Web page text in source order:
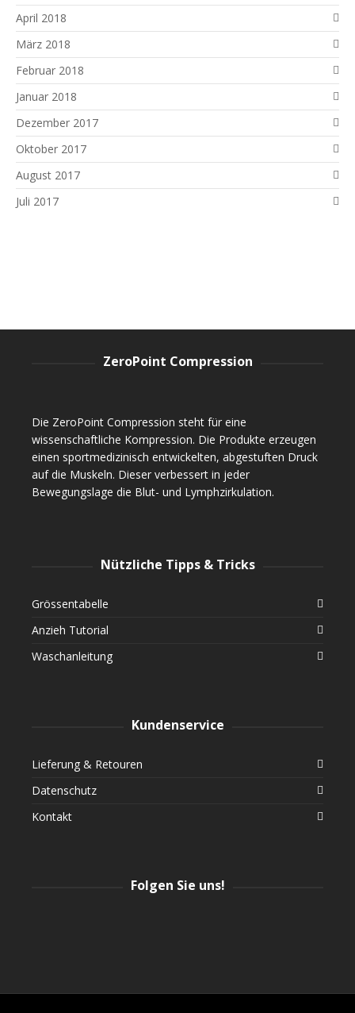
April 2018
März 2018
Februar 2018
Januar 2018
Dezember 2017
Oktober 2017
August 2017
Juli 2017
ZeroPoint Compression
Die ZeroPoint Compression steht für eine
wissenschaftliche Kompression. Die Produkte erzeugen
einen sportmedizinisch entwickelten, abgestuften Druck
auf die Muskeln. Dieser verbessert in jeder
Bewegungslage die Blut- und Lymphzirkulation.
Nützliche Tipps & Tricks
Grössentabelle
Anzieh Tutorial
Waschanleitung
Kundenservice
Lieferung & Retouren
Datenschutz
Kontakt
Folgen Sie uns!